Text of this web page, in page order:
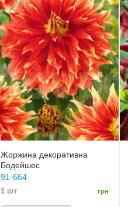
Жоржина декоративна
Бодейшес
91-664
1 шт грн